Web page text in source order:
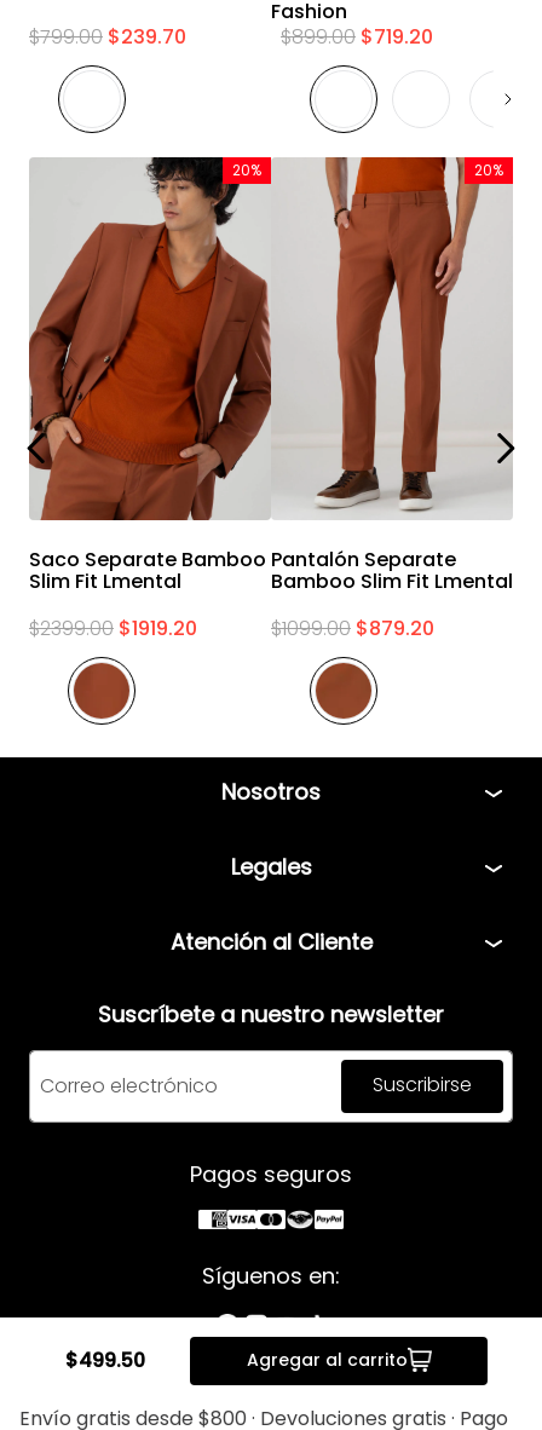
$499.50 Agregar al carrito
Envío gratis desde $800 · Devoluciones gratis · Pago
$799.00 $239.70
Fashion
$899.00 $719.20
20%
Saco Separate Bamboo
Slim Fit Lmental
$2399.00 $1919.20
20%
Pantalón Separate
Bamboo Slim Fit Lmental
$1099.00 $879.20
Nosotros
Legales
Aviso de privacidad
Facturación
Atención al Cliente
Comunícate vía Whatsapp
Lunes a Jueves: 08:00am a 06:00pm
Viernes: 8:00am a 05:00pm
Suscríbete a nuestro newsletter
Suscribirse
Pagos seguros
Síguenos en:
Derechos Reservados © 2025 Men's Fashion.